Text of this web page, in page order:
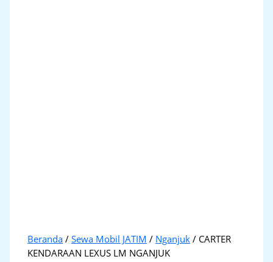
Beranda /Sewa Mobil JATIM / Nganjuk / CARTER
KENDARAAN LEXUS LM NGANJUK